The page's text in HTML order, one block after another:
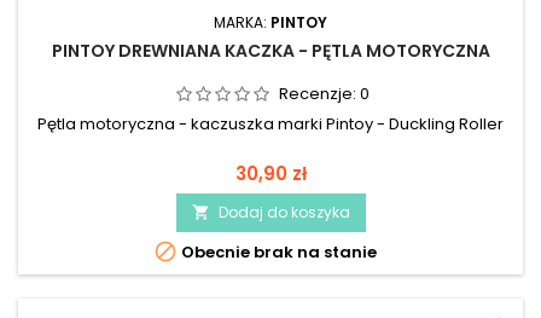
MARKA: PINTOY
PINTOY DREWNIANA KACZKA - PĘTLA MOTORYCZNA
Recenzje: 0
Pętla motoryczna - kaczuszka marki Pintoy - Duckling Roller
30,90 zł
 Dodaj do koszyka
 Obecnie brak na stanie